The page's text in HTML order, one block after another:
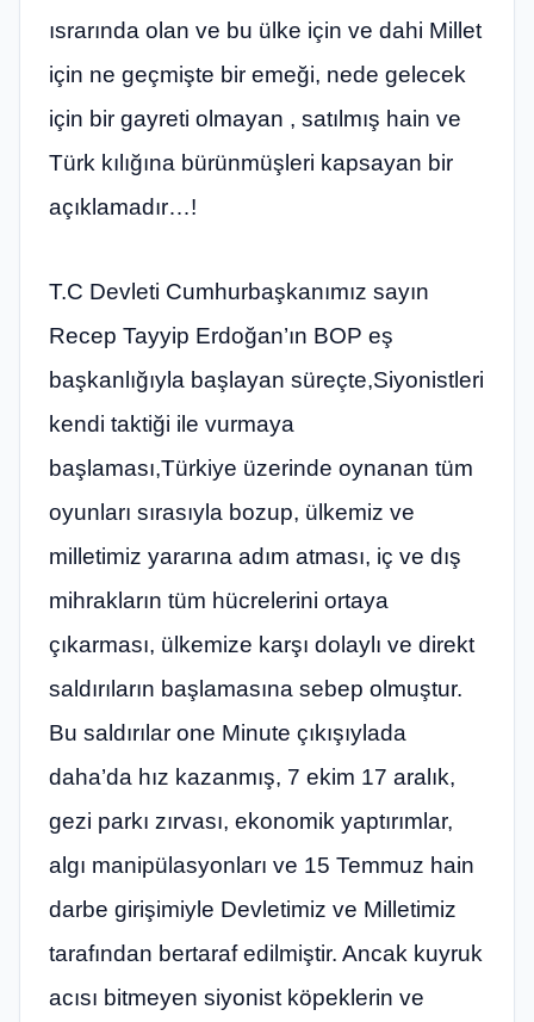
ısrarında olan ve bu ülke için ve dahi Millet
için ne geçmişte bir emeği, nede gelecek
için bir gayreti olmayan , satılmış hain ve
Türk kılığına bürünmüşleri kapsayan bir
açıklamadır…!
T.C Devleti Cumhurbaşkanımız sayın
Recep Tayyip Erdoğan’ın BOP eş
başkanlığıyla başlayan süreçte,Siyonistleri
kendi taktiği ile vurmaya
başlaması,Türkiye üzerinde oynanan tüm
oyunları sırasıyla bozup, ülkemiz ve
milletimiz yararına adım atması, iç ve dış
mihrakların tüm hücrelerini ortaya
çıkarması, ülkemize karşı dolaylı ve direkt
saldırıların başlamasına sebep olmuştur.
Bu saldırılar one Minute çıkışıylada
daha’da hız kazanmış, 7 ekim 17 aralık,
gezi parkı zırvası, ekonomik yaptırımlar,
algı manipülasyonları ve 15 Temmuz hain
darbe girişimiyle Devletimiz ve Milletimiz
tarafından bertaraf edilmiştir. Ancak kuyruk
acısı bitmeyen siyonist köpeklerin ve